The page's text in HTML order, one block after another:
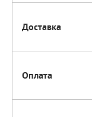
Доставка
Оплата